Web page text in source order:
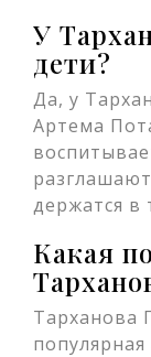
У
дети?
Да, у
Артема
держатся в
Какая
Тарханова